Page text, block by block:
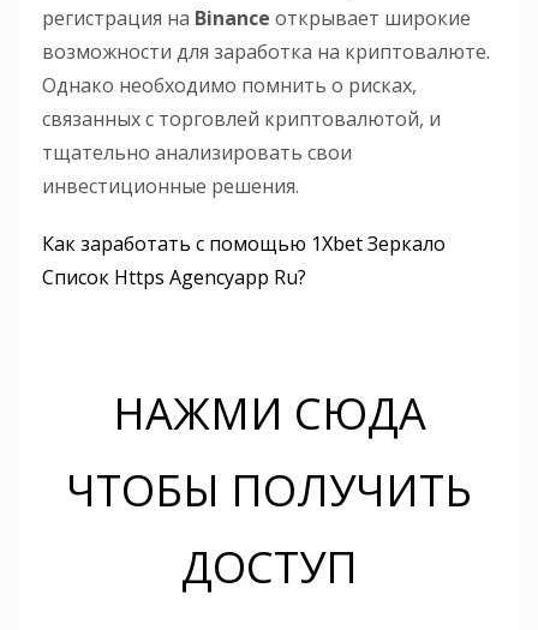
регистрация на Binance открывает широкие
возможности для заработка на криптовалюте.
Однако необходимо помнить о рисках,
связанных с торговлей криптовалютой, и
тщательно анализировать свои
инвестиционные решения.
Как заработать с помощью 1Xbet Зеркало
Список Https Agencyapp Ru?
НАЖМИ СЮДА
ЧТОБЫ ПОЛУЧИТЬ
ДОСТУП